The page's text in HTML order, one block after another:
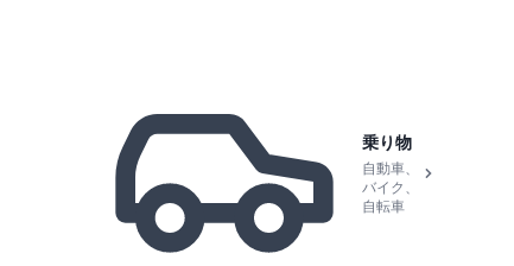
乗り物
自動車、
バイク、
自転車